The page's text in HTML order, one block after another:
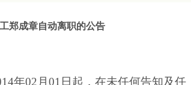
郑成章自动离职的公告
年02 月 01 日起 ，在未任何告知及任